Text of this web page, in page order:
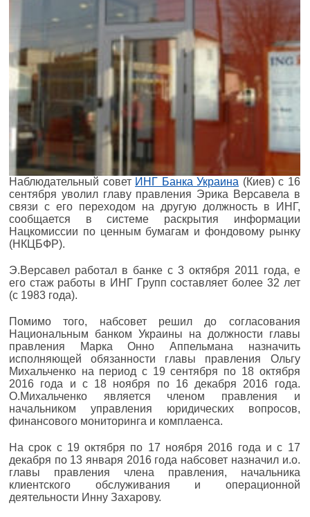
Наблюдательный совет ИНГ Банка Украина (Киев) с 16
сентября уволил главу правления Эрика Версавела в
связи с его переходом на другую должность в ИНГ,
сообщается в системе раскрытия информации
Нацкомиссии по ценным бумагам и фондовому рынку
(НКЦБФР).
Э.Версавел работал в банке с 3 октября 2011 года, е
его стаж работы в ИНГ Групп составляет более 32 лет
(с 1983 года).
Помимо того, набсовет решил до согласования
Национальным банком Украины на должности главы
правления Марка Онно Аппельмана назначить
исполняющей обязанности главы правления Ольгу
Михальченко на период с 19 сентября по 18 октября
2016 года и с 18 ноября по 16 декабря 2016 года.
О.Михальченко является членом правления и
начальником управления юридических вопросов,
финансового мониторинга и комплаенса.
На срок с 19 октября по 17 ноября 2016 года и с 17
декабря по 13 января 2016 года набсовет назначил и.о.
главы правления члена правления, начальника
клиентского обслуживания и операционной
деятельности Инну Захарову.